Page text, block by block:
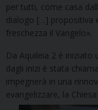
per tutti, come casa
dialogo […] propositiva
freschezza il Vangelo».
Da Aquileia 2 è
dagli inizi è stata
impegnerà in una
evangelizzare, la